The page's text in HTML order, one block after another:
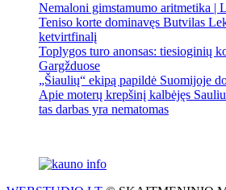
Nemaloni gimstamumo aritmetika |
Teniso korte dominavęs Butvilas
ketvirtfinalį
Toplygos turo anonsas: tiesioginių
Gargžduose
„Šiaulių“ ekipą papildė Suomijoje
Apie moterų krepšinį kalbėjęs
tas darbas yra nematomas